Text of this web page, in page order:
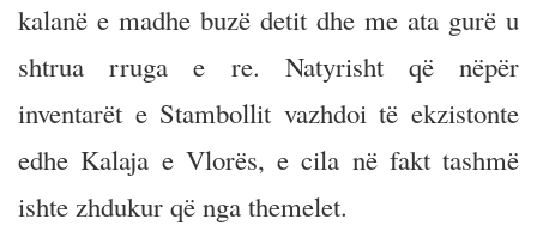
kalanë e madhe buzë detit dhe me ata gurë u
shtrua rruga e re. Natyrisht që nëpër
inventarët e Stambollit vazhdoi të ekzistonte
edhe Kalaja e Vlorës, e cila në fakt tashmë
ishte zhdukur që nga themelet.